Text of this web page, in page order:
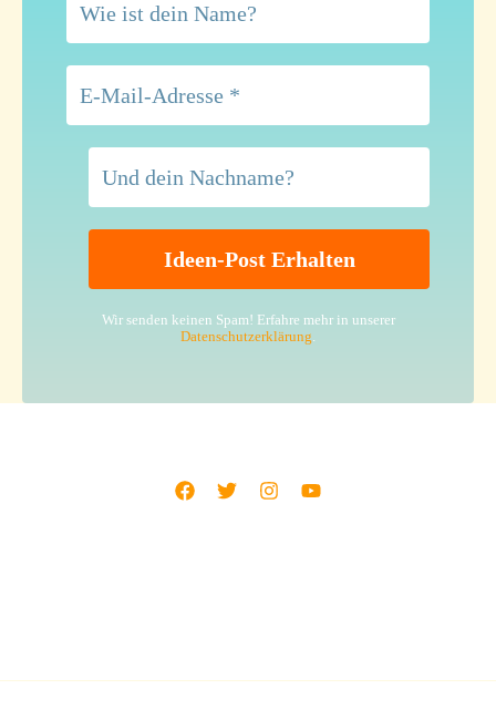
Wir senden keinen Spam! Erfahre mehr in unserer
Datenschutzerklärung